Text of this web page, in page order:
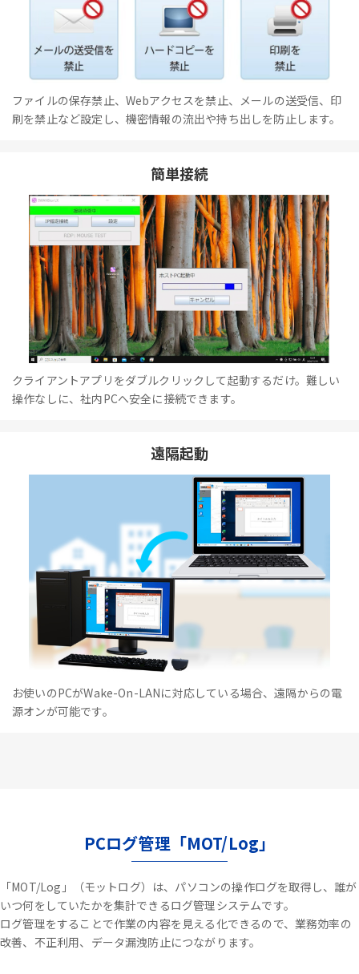
ファイルの保存禁止、Webアクセスを禁止、メールの送受信、印
刷を禁止など設定し、機密情報の流出や持ち出しを防止します。
簡単接続
クライアントアプリをダブルクリックして起動するだけ。難しい
操作なしに、社内PCへ安全に接続できます。
遠隔起動
お使いのPCがWake-On-LANに対応している場合、遠隔からの電
源オンが可能です。
PCログ管理「MOT/Log」
「MOT/Log」（モットログ）は、パソコンの操作ログを取得し、誰が
いつ何をしていたかを集計できるログ管理システムです。
ログ管理をすることで作業の内容を見える化できるので、業務効率の
改善、不正利用、データ漏洩防止につながります。